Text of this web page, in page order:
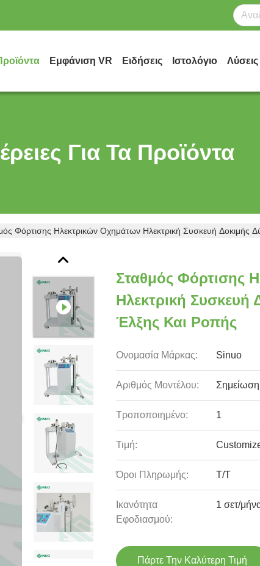
Εμφάνιση VR Ειδήσεις Ιστολόγιο Λύσεις
Για Τα Προϊόντα
Φόρτισης Ηλεκτρικών Οχημάτων Ηλεκτρική Συσκευή Δοκιμής
Σταθμός Φόρτισης
Ηλεκτρική Συσκευή
Έλξης Και Ροπής
Ονομασία Μάρκας: Sinuo
Αριθμός Μοντέλου:
Τροποποιημένο: 1
Τιμή:
Όροι Πληρωμής: Τ/Τ
Ικανότητα
Εφοδιασμού:
1 σετ/
Πάρτε Την Καλύτερη Τιμή